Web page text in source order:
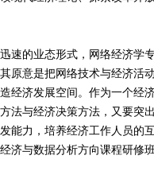
速的业态形式，网络经济学
原意是把网络技术与经济活
经济发展空间。作为一个经
法与经济决策方法，又要突
能力，培养经济工作人员的
济与数据分析方向课程研修班